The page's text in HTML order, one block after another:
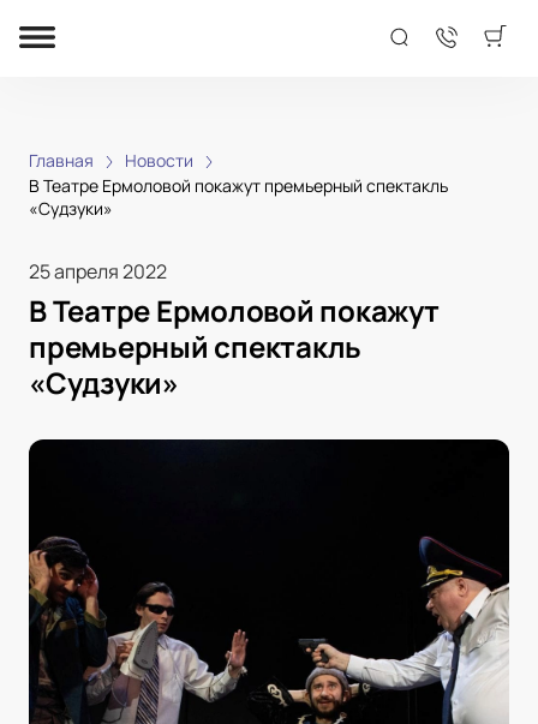
Главная
Новости
В Театре Ермоловой покажут премьерный спектакль
«Судзуки»
25 апреля 2022
В Театре Ермоловой покажут
премьерный спектакль
«Судзуки»